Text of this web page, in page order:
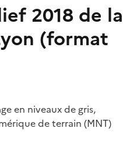
2018 de la
(format
en niveaux de gris,
de terrain (MNT)